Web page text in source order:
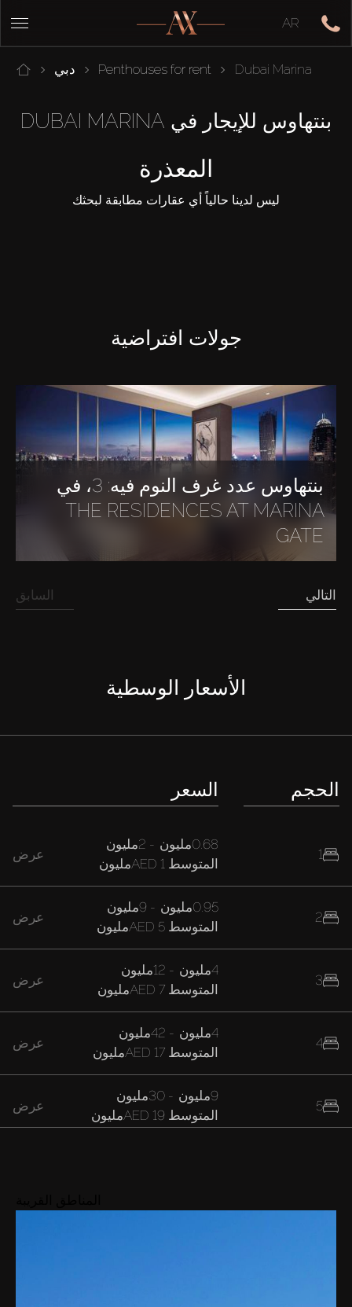
AR
دبي Penthouses for rent Dubai Marina
بنتهاوس للإيجار في DUBAI MARINA
المعذرة
ليس لدينا حالياً أي عقارات مطابقة لبحثك
جولات افتراضية
بنتهاوس عدد غرف النوم فيه: 3، في
THE RESIDENCES AT MARINA
GATE
السابق التالي
الأسعار الوسطية
الحجم
1
2
3
4
5
السعر
0.68مليون -
المتوسط
عرض
0.95مليون -
المتوسط
عرض
4مليون -
المتوسط
عرض
4مليون -
المتوسط
عرض
9مليون -
المتوسط
عرض